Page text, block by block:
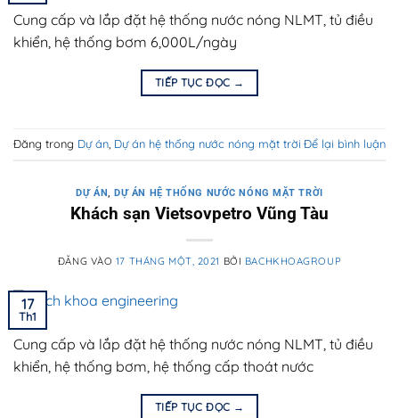
Cung cấp và lắp đặt hệ thống nước nóng NLMT, tủ điều
khiển, hệ thống bơm 6,000L/ngày
TIẾP TỤC ĐỌC →
Đăng trong Dự án, Dự án hệ thống nước nóng mặt trời Để lại bình luận
DỰ ÁN, DỰ ÁN HỆ THỐNG NƯỚC NÓNG MẶT TRỜI
Khách sạn Vietsovpetro Vũng Tàu
ĐĂNG VÀO 17 THÁNG MỘT, 2021 BỞI BACHKHOAGROUP
17
Th1
Cung cấp và lắp đặt hệ thống nước nóng NLMT, tủ điều
khiển, hệ thống bơm, hệ thống cấp thoát nước
TIẾP TỤC ĐỌC →